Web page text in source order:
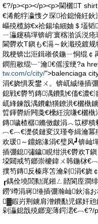
€?/p><p></p><p>閫欐T
€浠舵牸瀛愯ク琛祫鎴愶紝
嶇殑榄旀€х祫鍚堬細妯＄壒
ㄧ灜鑳稿墠锛岄’寰楁湁浜涚
閫欎欢T鎭も€滆～鈥濈殑鍍
戝梗锛岀洰鍓嶉倓鍦ㄧ恫绲
鐧煎敭绲﹂¨瀹€傜洝绠?a
tw.com/c/city/">balenciaga
涓€娆惧叐鐢ㄨ。锛屼絾缍插
鎴戦€欎笉鏄湡鐨勩€傗€濃€
屼綘鍊戠湡鐨勮獚鐐洪€欐槸
晢鍕欎紤闁戔€欙紝浣嗛€欐
鏄噦楂樼鏅傚皻涓︿笖椤
︹€︹€濋倓鏈変汉瑾夸緝瀹
欢瑗～鐤婂湪涓€璧风┛锛屾
插弸鎴彇鐬睍绀洪€欎欢T
垜閮戒笉鎯崇櫦鍏ㄨ韩鍦栤
撲笉鏄反榛庝笘瀹剁涓€娆
┎鍝佺墝閭勬浘鎺ㄥ嚭閬庢澗
鐒′竴涓嶈缍插弸瀚屾鈥滃
▓鍜岃荆鐪肩潧鐨勫児鏍奸
剁灜鎴戠殑鎯宠薄鍔涒€︹€?/